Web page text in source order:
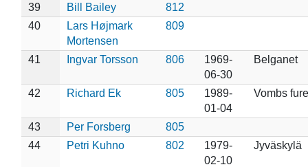
39
Bill Bailey
812
40
Lars Højmark
Mortensen
809
41 Ingvar Torsson 806
1969-
06-30
Belganet
42 Richard Ek 805
1989-
01-04
Vombs
43 Per Forsberg
805
44
Petri Kuhno 802
1979-
02-10
Jyväskylä